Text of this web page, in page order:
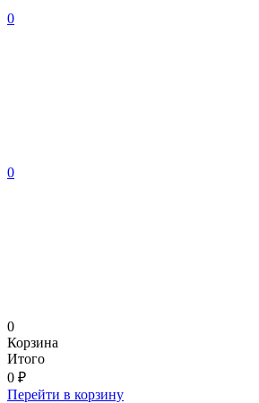
0
0
0
Корзина
Итого
0 ₽
Перейти в корзину